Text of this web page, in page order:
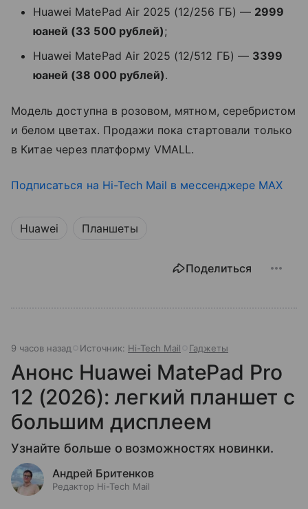
Huawei MatePad Air 2025 (12/256 ГБ) — 2999
юаней (33 500 рублей);
Huawei MatePad Air 2025 (12/512 ГБ) — 3399
юаней (38 000 рублей).
Модель доступна в розовом, мятном, серебристом
и белом цветах. Продажи пока стартовали только
в Китае через платформу VMALL.
Подписаться на Hi-Tech Mail в мессенджере MAX
Huawei Планшеты
Поделиться
9 часов назад Источник: Hi-Tech Mail Гаджеты
Анонс Huawei MatePad Pro
12 (2026): легкий планшет с
большим дисплеем
Узнайте больше о возможностях новинки.
Андрей Бритенков
Редактор Hi-Tech Mail